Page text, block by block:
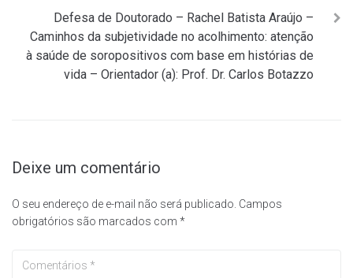
Defesa de Doutorado – Rachel Batista Araújo –
Caminhos da subjetividade no acolhimento: atenção
à saúde de soropositivos com base em histórias de
vida – Orientador (a): Prof. Dr. Carlos Botazzo
Deixe um comentário
O seu endereço de e-mail não será publicado. Campos
obrigatórios são marcados com *